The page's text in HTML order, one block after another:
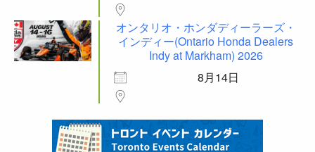
オンタリオ・ホンダディーラーズ・
インディー(Ontario Honda Dealers
Indy at Markham) 2026
8月14日